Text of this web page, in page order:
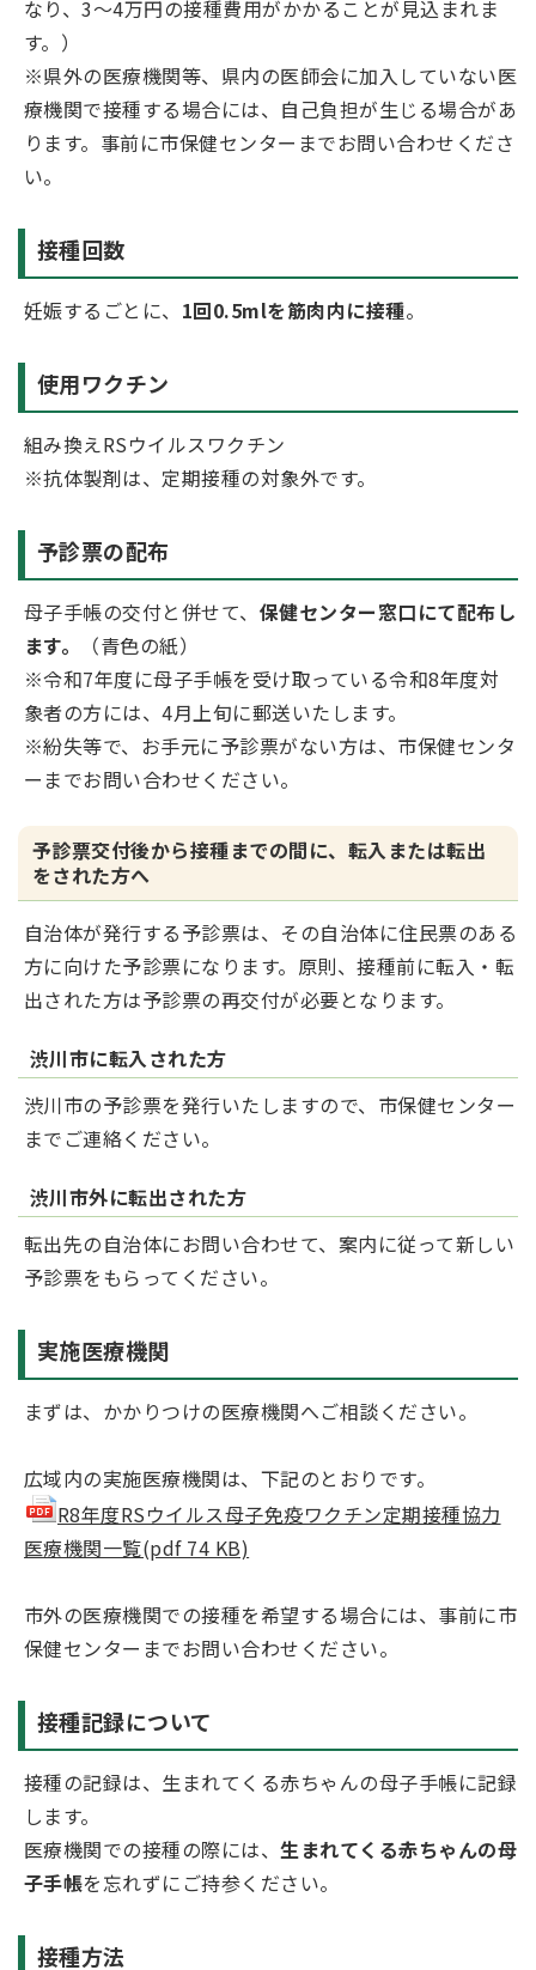
なり、3～4万円の接種費用がかかることが見込まれま
す。）
※県外の医療機関等、県内の医師会に加入していない医
療機関で接種する場合には、自己負担が生じる場合があ
ります。事前に市保健センターまでお問い合わせくださ
い。
接種回数
妊娠するごとに、 1回0.5mlを筋肉内に接種。
使用ワクチン
組み換えRSウイルスワクチン
※抗体製剤は、定期接種の対象外です。
予診票の配布
母子手帳の交付と併せて、 保健センター窓口にて配布し
ます。
（青色の紙）
※令和7年度に母子手帳を受け取っている令和8年度対
象者の方には、4月上旬に郵送いたします。
※紛失等で、お手元に予診票がない方は、市保健センタ
ーまでお問い合わせください。
予診票交付後から接種までの間に、転入または転出
をされた方へ
自治体が発行する予診票は、その自治体に住民票のある
方に向けた予診票になります。原則、接種前に転入・転
出された方は予診票の再交付が必要となります。
渋川市に転入された方
渋川市の予診票を発行いたしますので、市保健センター
までご連絡ください。
渋川市外に転出された方
転出先の自治体にお問い合わせて、案内に従って新しい
予診票をもらってください。
実施医療機関
まずは、かかりつけの医療機関へご相談ください。
広域内の実施医療機関は、下記のとおりです。
R8年度RSウイルス母子免疫ワクチン定期接種協力
医療機関一覧(pdf 74 KB)
市外の医療機関での接種を希望する場合には、事前に市
保健センターまでお問い合わせください。
接種記録について
接種の記録は、生まれてくる赤ちゃんの母子手帳に記録
します。
医療機関での接種の際には、生まれてくる赤ちゃんの母
子手帳を忘れずにご持参ください。
接種方法